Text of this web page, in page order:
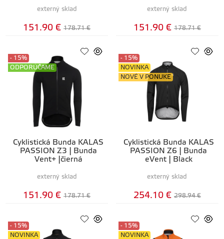
externý sklad
151.90 € 178.71 €
externý sklad
151.90 € 178.71 €
Cyklistická Bunda KALAS
PASSION Z3 | Bunda
Vent+ |čierná
- 15%
ODPORÚČAME
externý sklad
151.90 € 178.71 €
Cyklistická Bunda KALAS
PASSION Z6 | Bunda
eVent | Black
- 15%
NOVINKA
NOVÉ V PONUKE
externý sklad
254.10 € 298.94 €
- 15%
NOVINKA
- 15%
NOVINKA